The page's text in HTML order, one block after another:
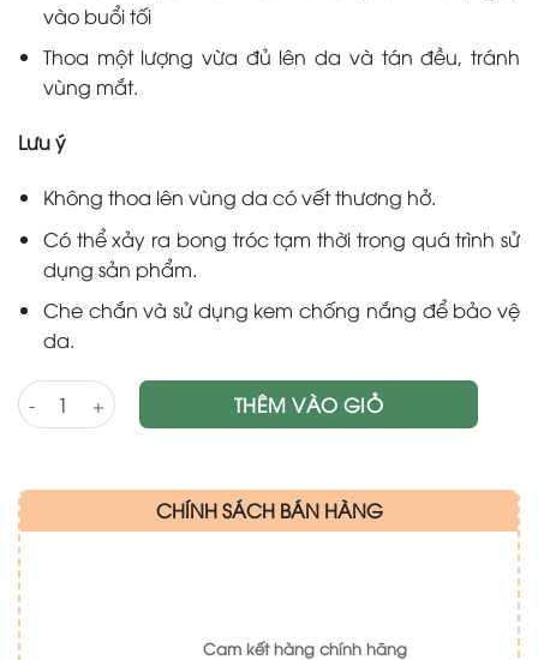
vào buổi tối
Thoa một lượng vừa đủ lên da và tán đều, tránh
vùng mắt.
Lưu ý
Không thoa lên vùng da có vết thương hở.
Có thể xảy ra bong tróc tạm thời trong quá trình sử
dụng sản phẩm.
Che chắn và sử dụng kem chống nắng để bảo vệ
da.
Kem dưỡng da mụn ban đêm Retinol 0.3 Pharmaceris (40ml)
THÊM VÀO GIỎ
CHÍNH SÁCH BÁN HÀNG
Cam kết hàng chính hãng